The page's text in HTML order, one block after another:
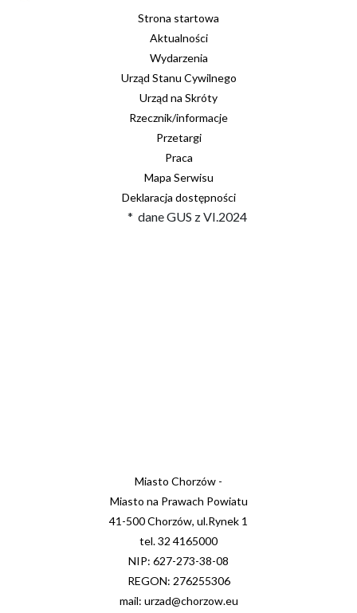
Strona startowa
Aktualności
Wydarzenia
Urząd Stanu Cywilnego
Urząd na Skróty
Rzecznik/informacje
Przetargi
Praca
Mapa Serwisu
Deklaracja dostępności
* dane GUS z VI.2024
Miasto Chorzów -
Miasto na Prawach Powiatu
41-500 Chorzów, ul.Rynek 1
tel. 32 4165000
NIP: 627-273-38-08
REGON: 276255306
mail: urzad@chorzow.eu